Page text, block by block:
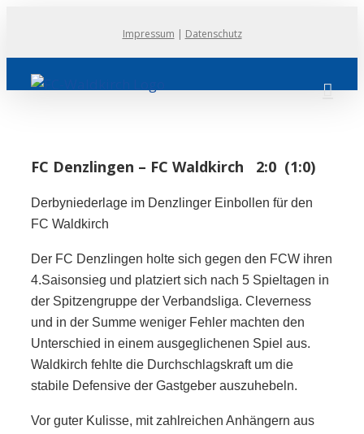
springen
Impressum | Datenschutz
FC Denzlingen – FC Waldkirch 2:0 (1:0)
Derbyniederlage im Denzlinger Einbollen für den
FC Waldkirch
Der FC Denzlingen holte sich gegen den FCW ihren
4.Saisonsieg und platziert sich nach 5 Spieltagen in
der Spitzengruppe der Verbandsliga. Cleverness
und in der Summe weniger Fehler machten den
Unterschied in einem ausgeglichenen Spiel aus.
Waldkirch fehlte die Durchschlagskraft um die
stabile Defensive der Gastgeber auszuhebeln.
Vor guter Kulisse, mit zahlreichen Anhängern aus